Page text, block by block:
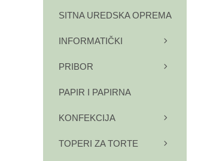
SITNA UREDSKA OPREMA
INFORMATIČKI
PRIBOR
PAPIR I PAPIRNA
KONFEKCIJA
TOPERI ZA TORTE